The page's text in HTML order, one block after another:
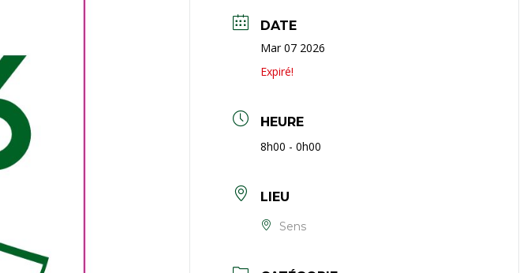
DATE
Mar 07 2026
Expiré!
HEURE
8h00 - 0h00
LIEU
Sens